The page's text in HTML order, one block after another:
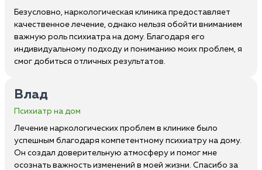
Безусловно, наркологическая клиника предоставляет
качественное лечение, однако нельзя обойти вниманием
важную роль психиатра на дому. Благодаря его
индивидуальному подходу и пониманию моих проблем, я
смог добиться отличных результатов.
Влад
Психиатр на дом
Лечение наркологических проблем в клинике было
успешным благодаря компетентному психиатру на дому.
Он создал доверительную атмосферу и помог мне
осознать важность изменений в моей жизни. Спасибо за